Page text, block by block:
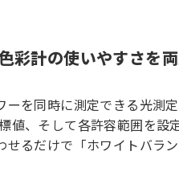
彩計の使いやすさを
ーを同時に測定できる光測
、そして各許容範囲を設
るだけで「ホワイトバラ